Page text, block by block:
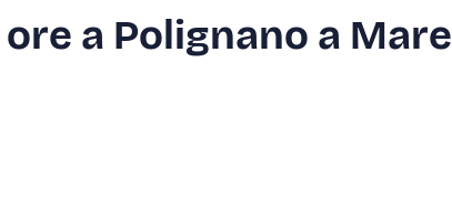
a Polignano a Mare